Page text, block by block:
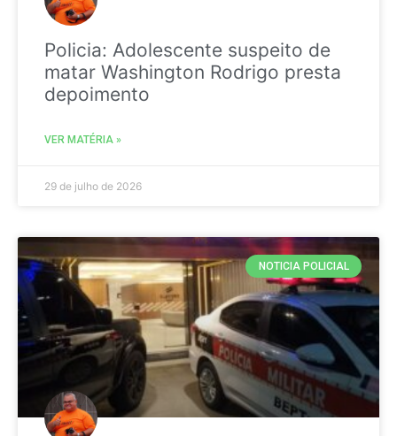
Policia: Adolescente suspeito de
matar Washington Rodrigo presta
depoimento
VER MATÉRIA »
29 de julho de 2026
NOTICIA POLICIAL